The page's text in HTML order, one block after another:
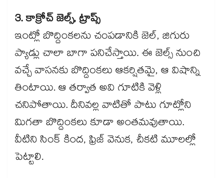
3. కాక్రోచ్ జెల్స్, ట్రాప్స్
ఇంట్లో బొద్దింకలను చంపడానికి జెల్, జిగురు
ప్యాడ్లు చాలా బాగా పనిచేస్తాయి. ఈ జెల్స్ నుంచి
వచ్చే వాసనకు బొద్దింకలు ఆకర్షితమై, ఆ విషాన్ని
తింటాయి. ఆ తర్వాత అవి గూటికి వెళ్లి
చనిపోతాయి. దీనివల్ల వాటితో పాటు గూట్లోని
మిగతా బొద్దింకలు కూడా అంతమవుతాయి.
వీటిని సింక్ కింద, ఫ్రిజ్ వెనుక, చీకటి మూలల్లో
పెట్టాలి.